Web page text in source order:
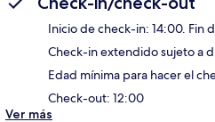
Inicio de check-in: 14:00. Fin
Check-in extendido sujeto a
Edad mínima para hacer el
Check-out: 12:00
Ver más